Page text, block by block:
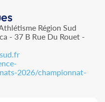
Région Sud
- 37 B Rue Du Rouet -
2026/championnat-